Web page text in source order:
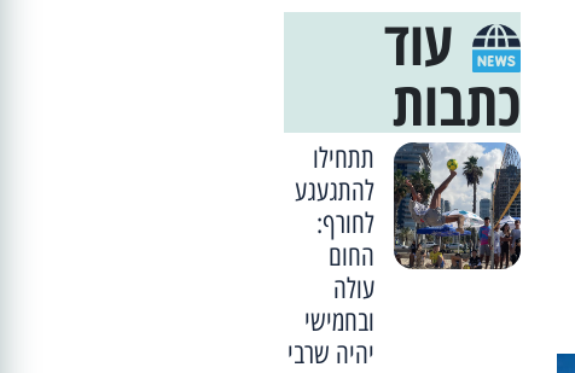
עוד
כתבות
תתחילו
להתגעגע
לחורף:
החום
עולה
ובחמישי
יהיה שרבי